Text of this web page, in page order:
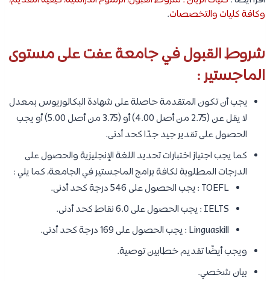
وكافة كليات والتخصصات.
شروط القبول في جامعة عفت على مستوى
الماجستير :
يجب أن تكون المتقدمة حاصلة على شهادة البكالوريوس بمعدل
لا يقل عن (2.75 من أصل 4.00) أو (3.75 من أصل 5.00) أو يجب
الحصول على تقدير جيد جدًا كحد أدنى.
كما يجب اجتياز اختبارات تحديد اللغة الإنجليزية والحصول على
الدرجات المطلوبة لكافة برامج الماجستير في الجامعة، كما يلي :
TOEFL : يجب الحصول على 546 درجة كحد أدنى.
IELTS : يجب الحصول على 6.0 نقاط كحد أدنى.
Linguaskill : يجب الحصول على 169 درجة كحد أدنى.
ويجب أيضًا تقديم خطابين توصية.
بيان شخصي.